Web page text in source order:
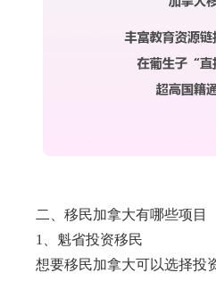
二、移民加拿大有哪些项目
1、魁省投资移民
想要移民加拿大可以选择投